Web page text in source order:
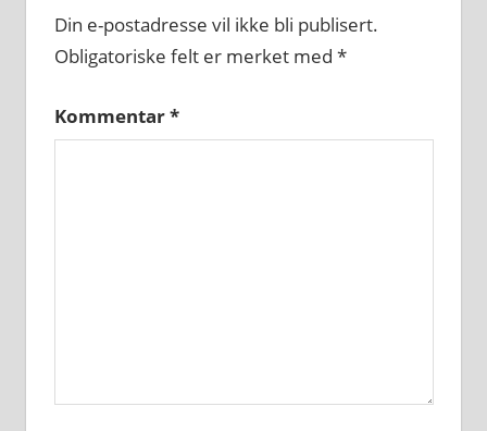
Din e-postadresse vil ikke bli publisert.
Obligatoriske felt er merket med *
Kommentar*